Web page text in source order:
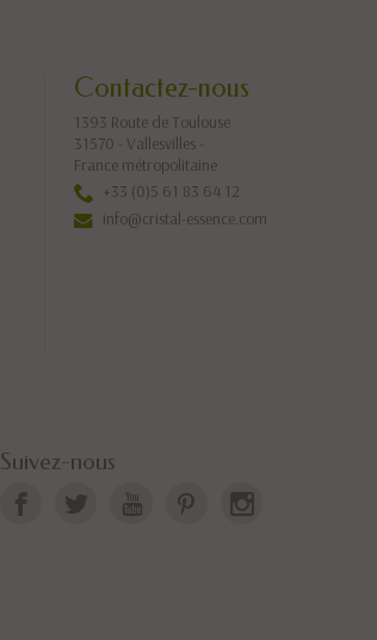
Contactez-nous
1393 Route de Toulouse
31570 - Vallesvilles -
France métropolitaine
+33 (0)5 61 83 64 12
info@cristal-essence.com
Suivez-nous